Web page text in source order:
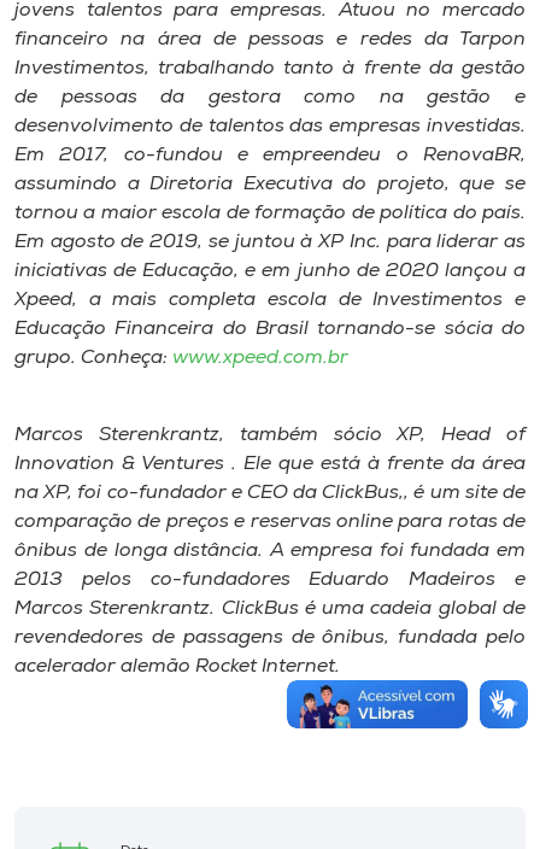
jovens talentos para empresas. Atuou no mercado
financeiro na área de pessoas e redes da Tarpon
Investimentos, trabalhando tanto à frente da gestão
de pessoas da gestora como na gestão e
desenvolvimento de talentos das empresas investidas.
Em 2017, co-fundou e empreendeu o RenovaBR,
assumindo a Diretoria Executiva do projeto, que se
tornou a maior escola de formação de política do país.
Em agosto de 2019, se juntou à XP Inc. para liderar as
iniciativas de Educação, e em junho de 2020 lançou a
Xpeed, a mais completa escola de Investimentos e
Educação Financeira do Brasil tornando-se sócia do
grupo. Conheça: www.xpeed.com.br
Marcos Sterenkrantz, também sócio XP, Head of
Innovation & Ventures . Ele que está à frente da área
na XP, foi co-fundador e CEO da ClickBus,, é um site de
comparação de preços e reservas online para rotas de
ônibus de longa distância. A empresa foi fundada em
2013 pelos co-fundadores Eduardo Madeiros e
Marcos Sterenkrantz. ClickBus é uma cadeia global de
revendedores de passagens de ônibus, fundada pelo
acelerador alemão Rocket Internet.